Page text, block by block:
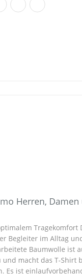
Herren,
Tragekomfort
Begleiter im Alltag
Baumwolle ist
und macht das T-Shirt
Es ist